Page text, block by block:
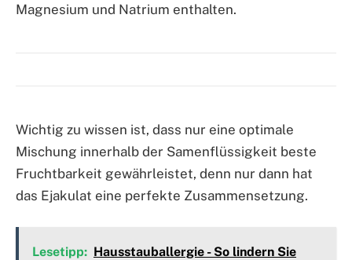
Magnesium und Natrium enthalten.
Wichtig zu wissen ist, dass nur eine optimale
Mischung innerhalb der Samenflüssigkeit beste
Fruchtbarkeit gewährleistet, denn nur dann hat
das Ejakulat eine perfekte Zusammensetzung.
Lesetipp: Hausstauballergie - So lindern Sie